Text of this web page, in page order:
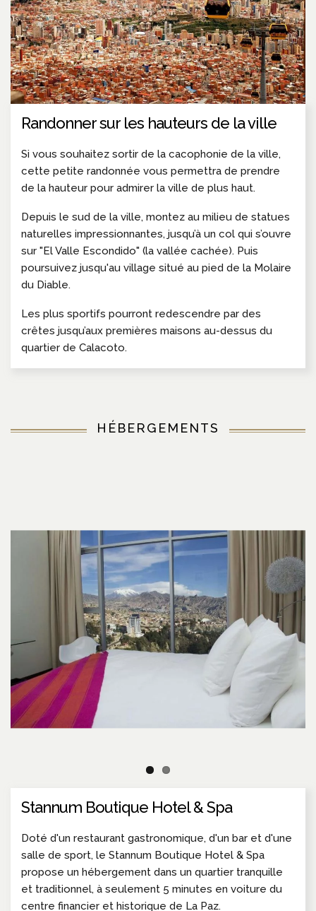
Randonner sur les hauteurs de la ville
Si vous souhaitez sortir de la cacophonie de la ville,
cette petite randonnée vous permettra de prendre
de la hauteur pour admirer la ville de plus haut.
Depuis le sud de la ville, montez au milieu de statues
naturelles impressionnantes, jusqu’à un col qui s’ouvre
sur "El Valle Escondido" (la vallée cachée). Puis
poursuivez jusqu'au village situé au pied de la Molaire
du Diable.
Les plus sportifs pourront redescendre par des
crêtes jusqu’aux premières maisons au-dessus du
quartier de Calacoto.
HÉBERGEMENTS
Stannum Boutique Hotel & Spa
Doté d'un restaurant gastronomique, d'un bar et d'une
salle de sport, le Stannum Boutique Hotel & Spa
propose un hébergement dans un quartier tranquille
et traditionnel, à seulement 5 minutes en voiture du
centre financier et historique de La Paz.